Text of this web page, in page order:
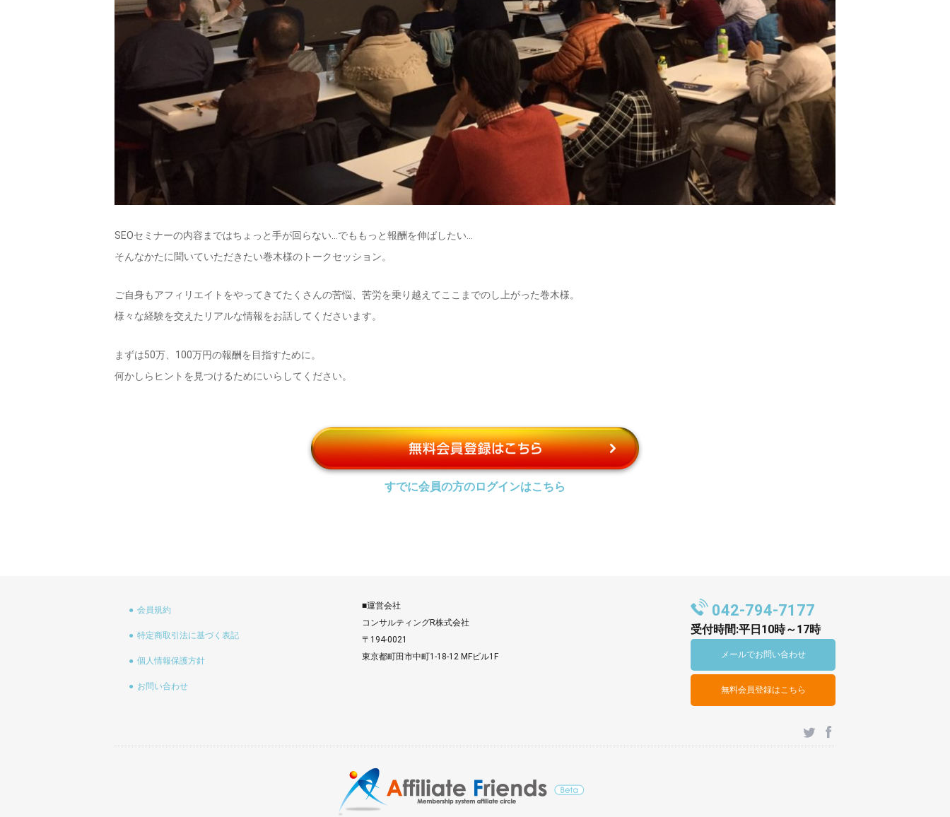
SEOセミナーの内容まではちょっと手が回らない…でももっと報酬を伸ばしたい…
そんなかたに聞いていただきたい巻木様のトークセッション。
ご自身もアフィリエイトをやってきてたくさんの苦悩、苦労を乗り越えてここまでのし上がった巻木様。
様々な経験を交えたリアルな情報をお話してくださいます。
まずは50万、100万円の報酬を目指すために。
何かしらヒントを見つけるためにいらしてください。
すでに会員の方のログインはこちら
会員規約
特定商取引法に基づく表記
個人情報保護方針
お問い合わせ
■運営会社
コンサルティングR株式会社
〒194-0021
東京都町田市中町1-18-12 MFビル1F
042-794-7177
受付時間:平日10時～17時
メールでお問い合わせ
無料会員登録はこちら